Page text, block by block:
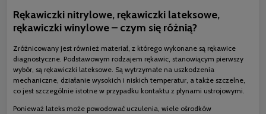
Rękawiczki nitrylowe, rękawiczki lateksowe,
rękawiczki winylowe – czym się różnią?
Zróżnicowany jest również materiał, z którego wykonane są rękawice
diagnostyczne. Podstawowym rodzajem rękawic, stanowiącym pierwszy
wybór, są rękawiczki lateksowe. Są wytrzymałe na uszkodzenia
mechaniczne, działanie wysokich i niskich temperatur, a także szczelne,
co jest szczególnie istotne w przypadku kontaktu z płynami ustrojowymi.
Ponieważ lateks może powodować uczulenia, wiele ośrodków